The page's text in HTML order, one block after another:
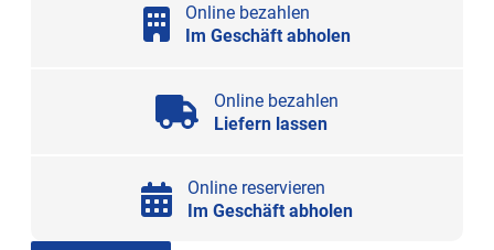
Online bezahlen
Im Geschäft abholen
Online bezahlen
Liefern lassen
Online reservieren
Im Geschäft abholen